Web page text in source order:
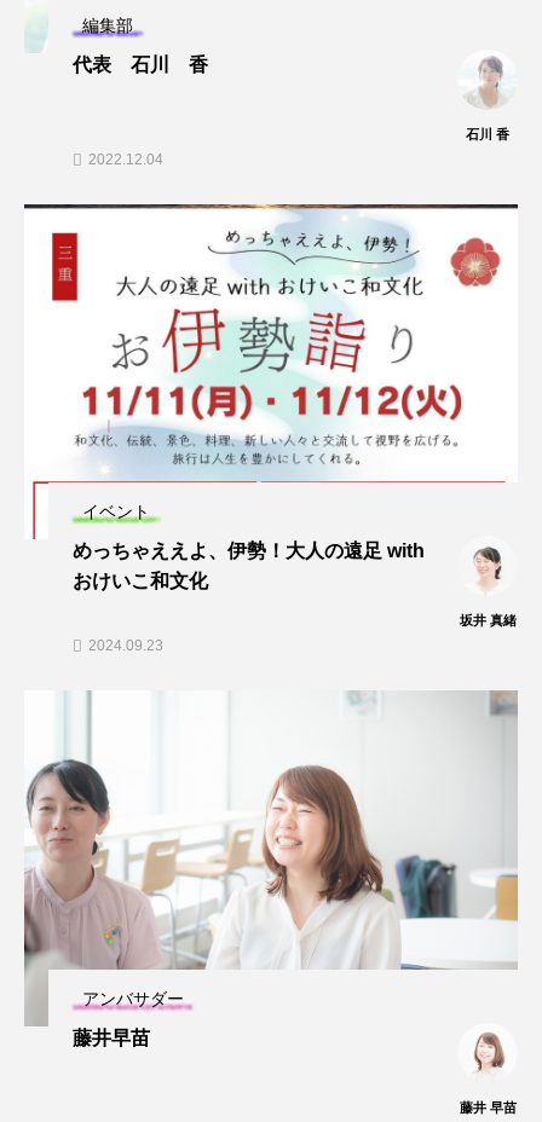
編集部
代表 石川 香
石川 香
2022.12.04
イベント
めっちゃええよ、伊勢！大人の遠足 with
おけいこ和文化
坂井 真緒
2024.09.23
アンバサダー
藤井早苗
藤井 早苗